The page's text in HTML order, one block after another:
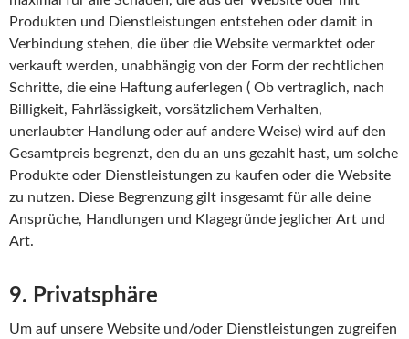
Produkten und Dienstleistungen entstehen oder damit in
Verbindung stehen, die über die Website vermarktet oder
verkauft werden, unabhängig von der Form der rechtlichen
Schritte, die eine Haftung auferlegen ( Ob vertraglich, nach
Billigkeit, Fahrlässigkeit, vorsätzlichem Verhalten,
unerlaubter Handlung oder auf andere Weise) wird auf den
Gesamtpreis begrenzt, den du an uns gezahlt hast, um solche
Produkte oder Dienstleistungen zu kaufen oder die Website
zu nutzen. Diese Begrenzung gilt insgesamt für alle deine
Ansprüche, Handlungen und Klagegründe jeglicher Art und
Art.
9. Privatsphäre
Um auf unsere Website und/oder Dienstleistungen zugreifen